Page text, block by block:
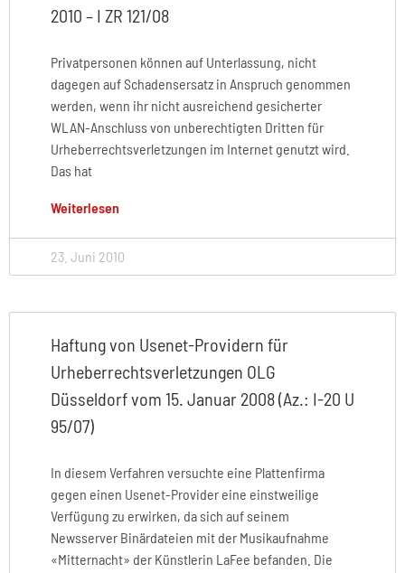
2010 – I ZR 121/08
Privatpersonen können auf Unterlassung, nicht
dagegen auf Schadensersatz in Anspruch genommen
werden, wenn ihr nicht ausreichend gesicherter
WLAN-Anschluss von unberechtigten Dritten für
Urheberrechtsverletzungen im Internet genutzt wird.
Das hat
Weiterlesen
23. Juni 2010
Haftung von Usenet-Providern für
Urheberrechtsverletzungen OLG
Düsseldorf vom 15. Januar 2008 (Az.: I-20 U
95/07)
In diesem Verfahren versuchte eine Plattenfirma
gegen einen Usenet-Provider eine einstweilige
Verfügung zu erwirken, da sich auf seinem
Newsserver Binärdateien mit der Musikaufnahme
«Mitternacht» der Künstlerin LaFee befanden. Die